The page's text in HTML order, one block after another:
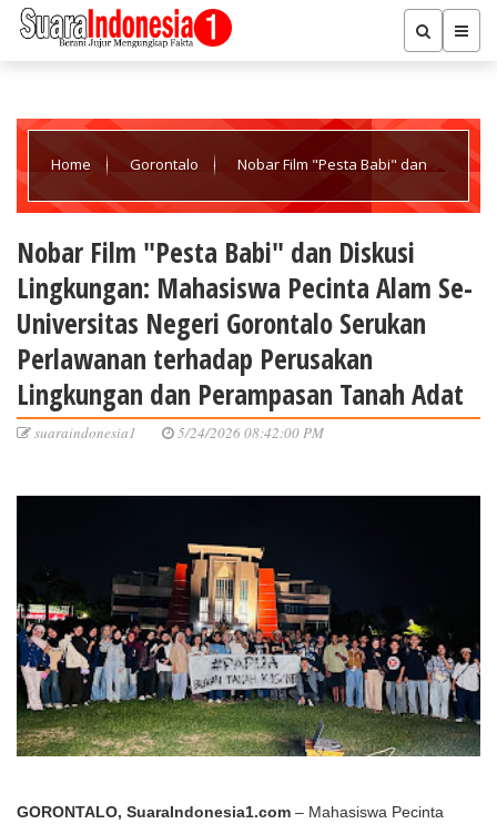
Home Gorontalo Nobar Film "Pesta Babi" dan
Negeri Gorontalo Serukan Perlawanan terhadap Perusakan
Lingkungan dan Perampasan Tanah Adat
Nobar Film "Pesta Babi" dan Diskusi
Lingkungan: Mahasiswa Pecinta Alam Se-
Universitas Negeri Gorontalo Serukan
Perlawanan terhadap Perusakan
Lingkungan dan Perampasan Tanah Adat
suaraindonesia1 5/24/2026 08:42:00 PM
GORONTALO, SuaraIndonesia1.com – Mahasiswa Pecinta